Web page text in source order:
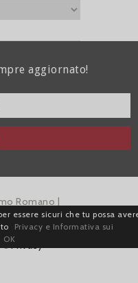
aggiornato!
Romano |
Roma | P.I.
ePrivacy
essere sicuri che tu possa
Privacy e Informativa sui
OK